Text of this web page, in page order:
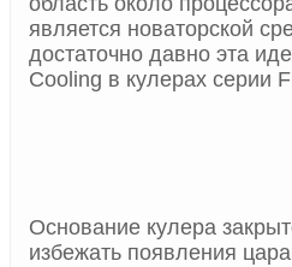
является новаторской
достаточно давно эта
Cooling в кулерах серии
Основание кулера
избежать появления